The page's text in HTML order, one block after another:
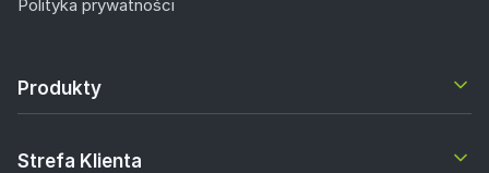
Polityka prywatności
Produkty
Strefa Klienta